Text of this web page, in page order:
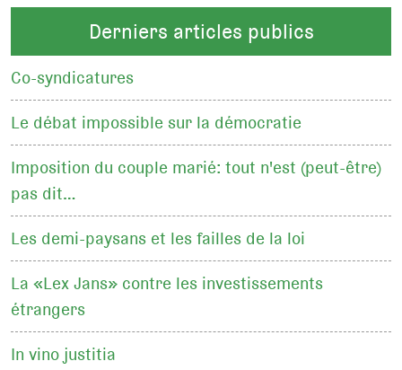
Derniers articles publics
Co-syndicatures
Le débat impossible sur la démocratie
Imposition du couple marié: tout n'est (peut-être)
pas dit…
Les demi-paysans et les failles de la loi
La «Lex Jans» contre les investissements
étrangers
In vino justitia